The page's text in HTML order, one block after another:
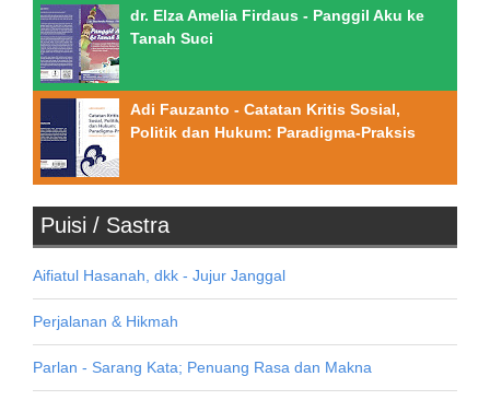
dr. Elza Amelia Firdaus - Panggil Aku ke
Tanah Suci
Adi Fauzanto - Catatan Kritis Sosial,
Politik dan Hukum: Paradigma-Praksis
Puisi / Sastra
Aifiatul Hasanah, dkk - Jujur Janggal
Perjalanan & Hikmah
Parlan - Sarang Kata; Penuang Rasa dan Makna